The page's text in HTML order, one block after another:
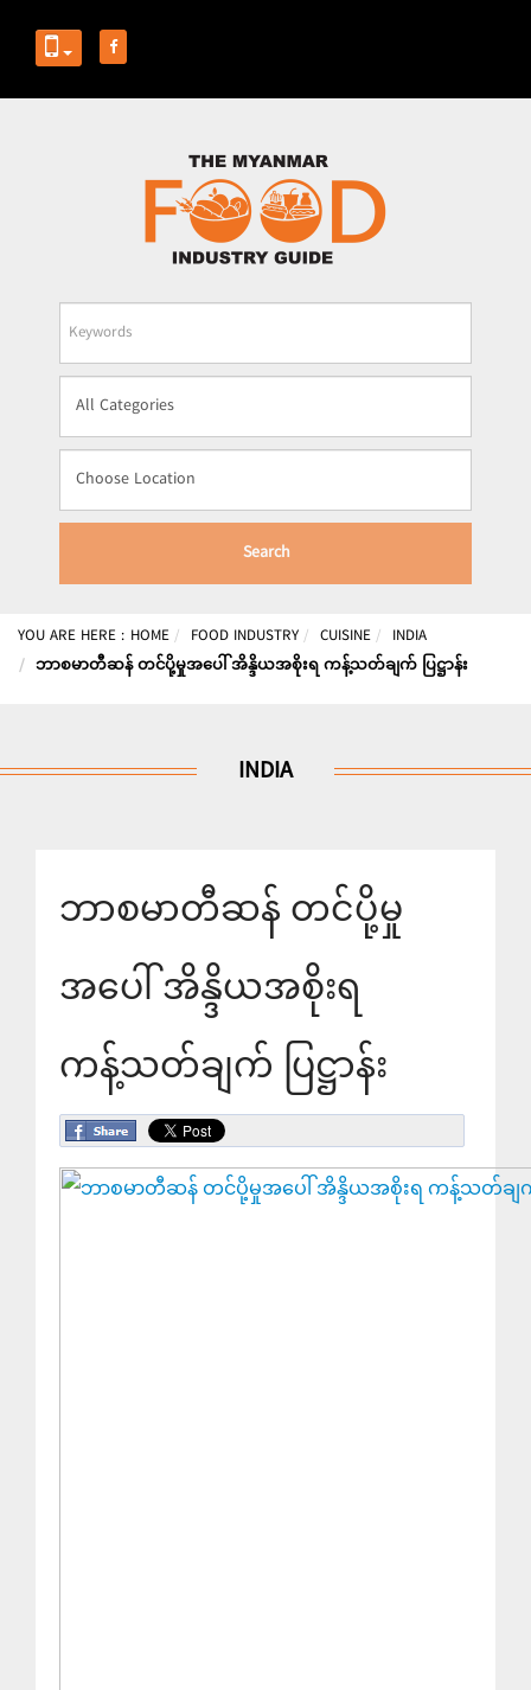
Business
Name
Search
YOU ARE HERE : HOME FOOD INDUSTRY CUISINE
INDIA
ဘာစမာတီဆန် တင်ပို့မှုအပေါ် အိန္ဒိယအစိုးရ ကန့်သတ်ချက် ပြဋ္ဌာန်း
INDIA
ဘာစမာတီဆန် တင်ပို့မှု
အပေါ် အိန္ဒိယအစိုးရ
ကန့်သတ်ချက် ပြဋ္ဌာန်း